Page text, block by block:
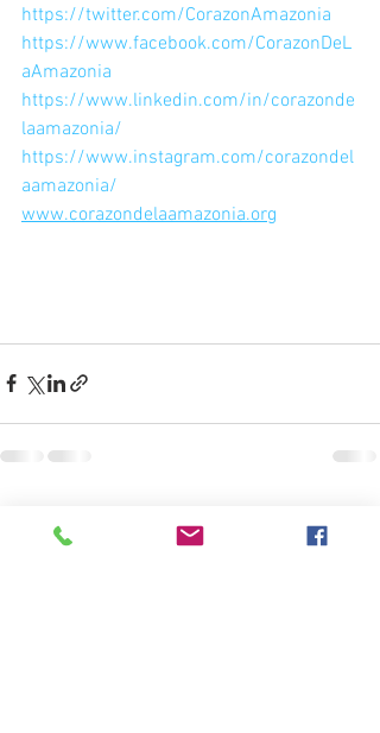
https://twitter.com/CorazonAmazonia
https://www.facebook.com/CorazonDeL
aAmazonia
https://www.linkedin.com/in/corazonde
laamazonia/
https://www.instagram.com/corazondel
aamazonia/
www.corazondelaamazonia.org
Entradas recientes